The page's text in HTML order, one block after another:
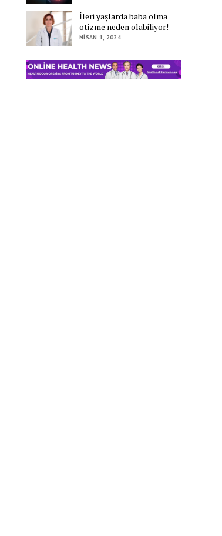
İleri yaşlarda baba olma
otizme neden olabiliyor!
NISAN 1, 2024